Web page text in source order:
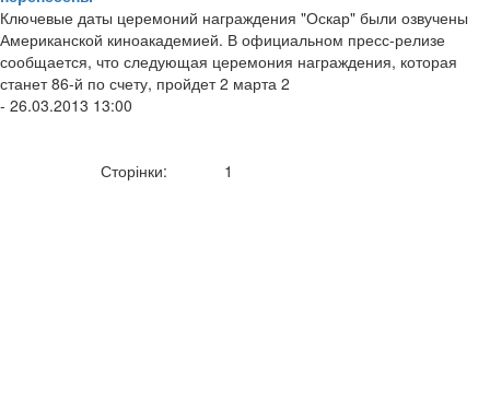
Ключевые даты церемоний награждения "Оскар" были озвучены
Американской киноакадемией. В официальном пресс-релизе
сообщается, что следующая церемония награждения, которая
станет 86-й по счету, пройдет 2 марта 2
- 26.03.2013 13:00
Сторінки: 1